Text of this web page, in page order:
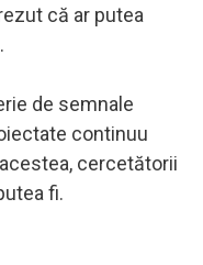
că ar putea
de semnale
continuu
cercetătorii
fi.